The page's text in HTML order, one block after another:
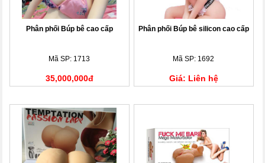
Phân phối Búp bê cao cấp
Mã SP: 1713
35,000,000đ
Phân phối Búp bê silicon cao cấp
Mã SP: 1692
Giá: Liên hệ